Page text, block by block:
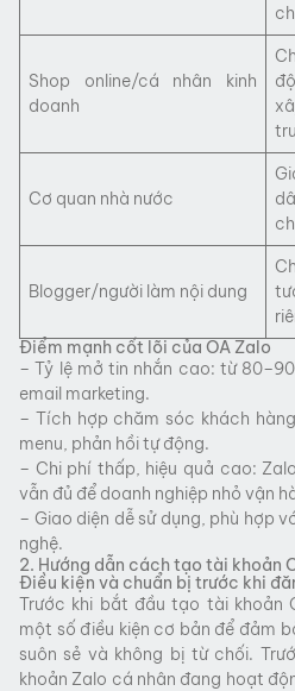
Shop online/cá nhân kinh
doanh
Cơ quan nhà nước
Blogger/người làm nội dung
Điểm mạnh cốt lõi của OA Zalo
– Tỷ lệ mở tin nhắn cao: từ
email marketing.
– Tích hợp chăm sóc khách
menu, phản hồi tự động.
– Chi phí thấp, hiệu quả cao:
vẫn đủ để doanh nghiệp nhỏ vận
– Giao diện dễ sử dụng, phù hợp
nghệ.
2. Hướng dẫn cách tạo tài khoản
Điều kiện và chuẩn bị trước khi
Trước khi bắt đầu tạo tài khoản
một số điều kiện cơ bản để đảm
suôn sẻ và không bị từ chối.
khoản Zalo cá nhân đang hoạt